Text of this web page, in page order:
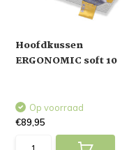
Hoofdkussen
ERGONOMIC soft 10
Op voorraad
€89,95